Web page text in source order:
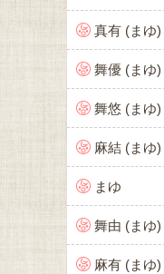
真有 (まゆ)
舞優 (まゆ)
舞悠 (まゆ)
麻結 (まゆ)
まゆ
舞由 (まゆ)
麻有 (まゆ)